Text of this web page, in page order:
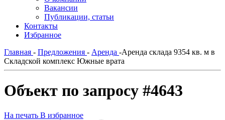
Вакансии
Публикации, статьи
Контакты
Избранное
Главная - Предложения - Аренда -Аренда склада 9354 кв. м в
Складской комплекс Южные врата
Объект по запросу #4643
На печать В избранное